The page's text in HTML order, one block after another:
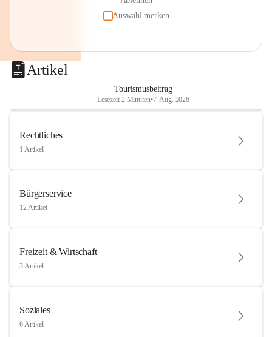
Auswahl merken
Artikel
Tourismusbeitrag
Lesezeit 2 Minuten•7. Aug. 2026
Rechtliches
1 Artikel
Bürgerservice
12 Artikel
Freizeit & Wirtschaft
3 Artikel
Soziales
6 Artikel